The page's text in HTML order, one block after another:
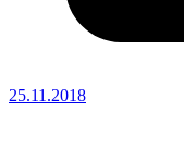
25.11.2018